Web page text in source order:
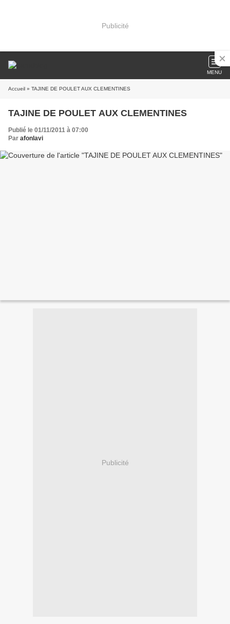
Publicité
MENU
Accueil » TAJINE DE POULET AUX CLEMENTINES
TAJINE DE POULET AUX CLEMENTINES
Publié le 01/11/2011 à 07:00
Par afonlavi
Publicité